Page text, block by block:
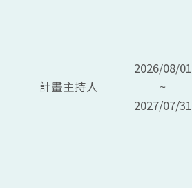
計畫主持人
2026/08/01
~
2027/07/31